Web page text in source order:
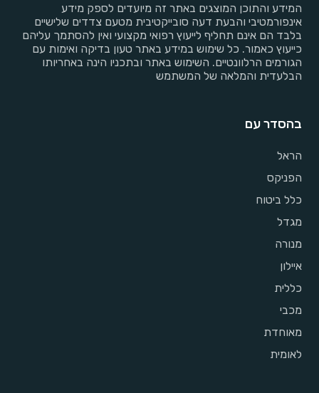
המידע והתוכן המוצגים באתר זה מיועדים לספק מידע
אינפורמטיבי והבעת דעה סובייקטיבית מטעם צדדים שלישיים
בלבד הם אינם תחליף לייעוץ רפואי מקצועי ואין להסתמך עליהם
כייעוץ כאמור. כל שימוש במידע באתר טעון בדיקה ואימות עם
הגורמים הרלוונטיים. השימוש באתר ובתכניו הינה באחריותו
הבלעדית והמלאה של המשתמש
בהסדר עם
הראל
הפניקס
כלל ביטוח
מגדל
מנורה
איילון
כללית
מכבי
מאוחדת
לאומית